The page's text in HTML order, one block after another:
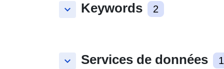
keyboard_arrow_down Keywords 2
keyboard_arrow_down Services de données 1